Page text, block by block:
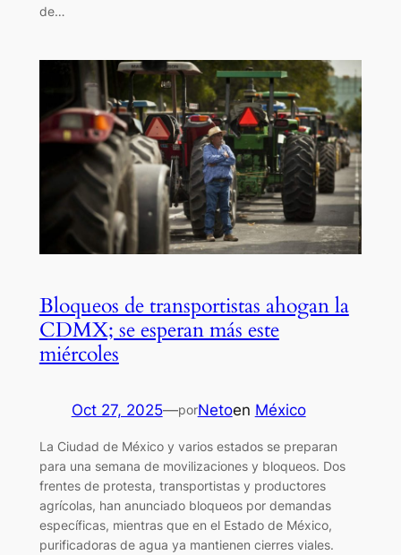
de…
Bloqueos de transportistas ahogan la
CDMX; se esperan más este
miércoles
Oct 27, 2025—porNetoen México
La Ciudad de México y varios estados se preparan
para una semana de movilizaciones y bloqueos. Dos
frentes de protesta, transportistas y productores
agrícolas, han anunciado bloqueos por demandas
específicas, mientras que en el Estado de México,
purificadoras de agua ya mantienen cierres viales.